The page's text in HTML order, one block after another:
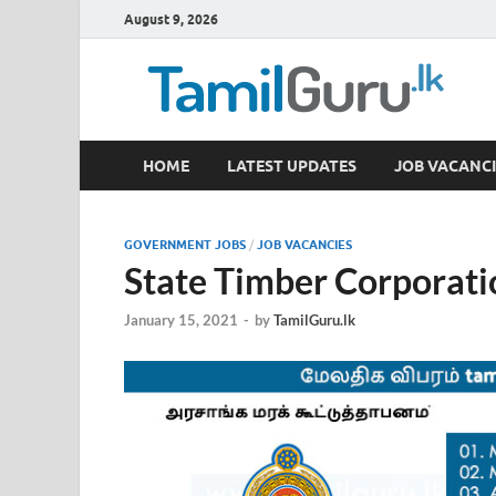
August 9, 2026
TamilGuru.lk
Government Job Vacancies, Courses, Past Papers,
HOME LATEST UPDATES JOB
GOVERNMENT JOBS / JOB VACANCIES
State Timber
January 15, 2021 - byTamilGuru.lk